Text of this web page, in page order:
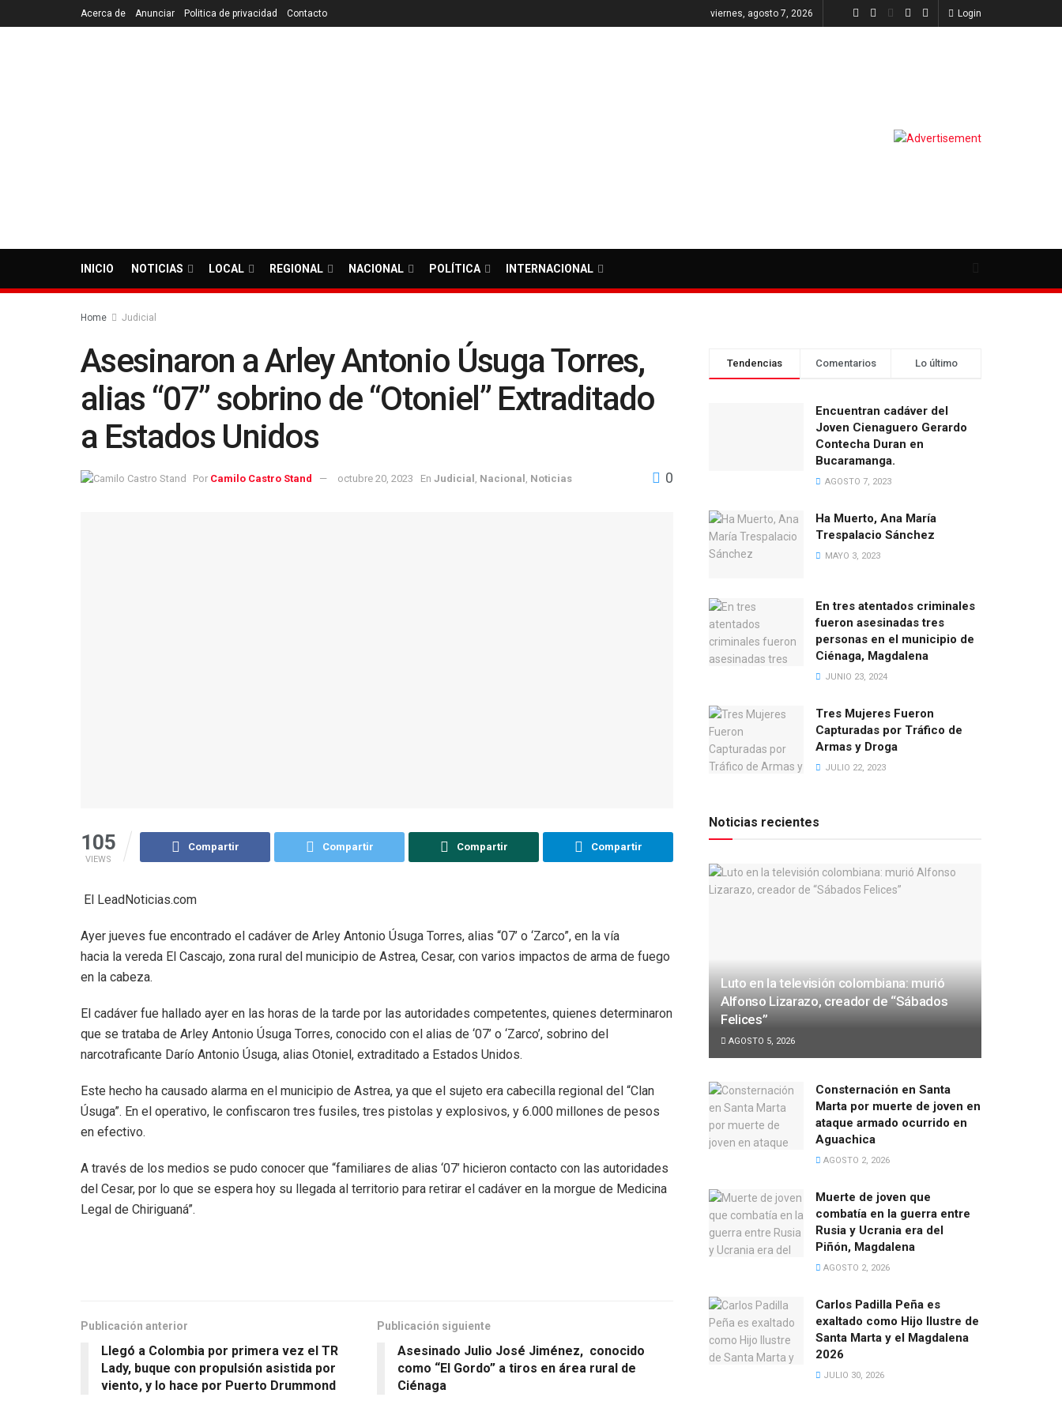
Acerca de Anunciar Politica de privacidad Contacto viernes, agosto 7, 2026 Login
INICIO NOTICIAS LOCAL REGIONAL NACIONAL POLÍTICA INTERNACIONAL
Home Judicial
Asesinaron a Arley Antonio Úsuga Torres,
alias “07” sobrino de “Otoniel” Extraditado
a Estados Unidos
Por Camilo Castro Stand octubre 20, 2023 En Judicial Nacional Noticias 0
105
VIEWS
Compartir Compartir Compartir Compartir
El LeadNoticias.com
Ayer jueves fue encontrado el cadáver de Arley Antonio Úsuga Torres, alias “07’ o ‘Zarco”, en la vía
hacia la vereda El Cascajo, zona rural del municipio de Astrea, Cesar, con varios impactos de arma de fuego
en la cabeza.
El cadáver fue hallado ayer en las horas de la tarde por las autoridades competentes, quienes determinaron
que se trataba de Arley Antonio Úsuga Torres, conocido con el alias de ‘07’ o ‘Zarco’, sobrino del
narcotraficante Darío Antonio Úsuga, alias Otoniel, extraditado a Estados Unidos.
Este hecho ha causado alarma en el municipio de Astrea, ya que el sujeto era cabecilla regional del “Clan
Úsuga”. En el operativo, le confiscaron tres fusiles, tres pistolas y explosivos, y 6.000 millones de pesos
en efectivo.
A través de los medios se pudo conocer que “familiares de alias ‘07’ hicieron contacto con las autoridades
del Cesar, por lo que se espera hoy su llegada al territorio para retirar el cadáver en la morgue de Medicina
Legal de Chiriguaná”.
Publicación anterior
Llegó a Colombia por primera vez el TR
Lady, buque con propulsión asistida por
viento, y lo hace por Puerto Drummond
Publicación siguiente
Asesinado Julio José Jiménez, conocido
como “El Gordo” a tiros en área rural de
Ciénaga
Tendencias Comentarios Lo último
Encuentran cadáver del
Joven Cienaguero Gerardo
Contecha Duran en
Bucaramanga.
AGOSTO 7, 2023
Ha Muerto, Ana María
Trespalacio Sánchez
MAYO 3, 2023
En tres atentados criminales
fueron asesinadas tres
personas en el municipio de
Ciénaga, Magdalena
JUNIO 23, 2024
Tres Mujeres Fueron
Capturadas por Tráfico de
Armas y Droga
JULIO 22, 2023
Noticias recientes
Luto en la televisión colombiana: murió
Alfonso Lizarazo, creador de “Sábados
Felices”
AGOSTO 5, 2026
Consternación en Santa
Marta por muerte de joven en
ataque armado ocurrido en
Aguachica
AGOSTO 2, 2026
Muerte de joven que
combatía en la guerra entre
Rusia y Ucrania era del
Piñón, Magdalena
AGOSTO 2, 2026
Carlos Padilla Peña es
exaltado como Hijo Ilustre de
Santa Marta y el Magdalena
2026
JULIO 30, 2026